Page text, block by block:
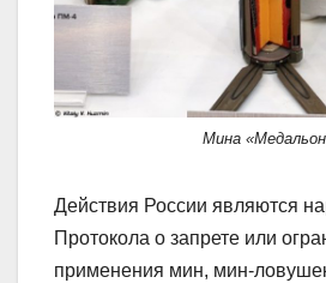
Мина
Действия России являются
Протокола о запрете или
применения мин, мин-